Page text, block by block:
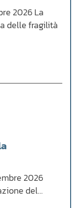
2026 La
delle fragilità
2026
del…